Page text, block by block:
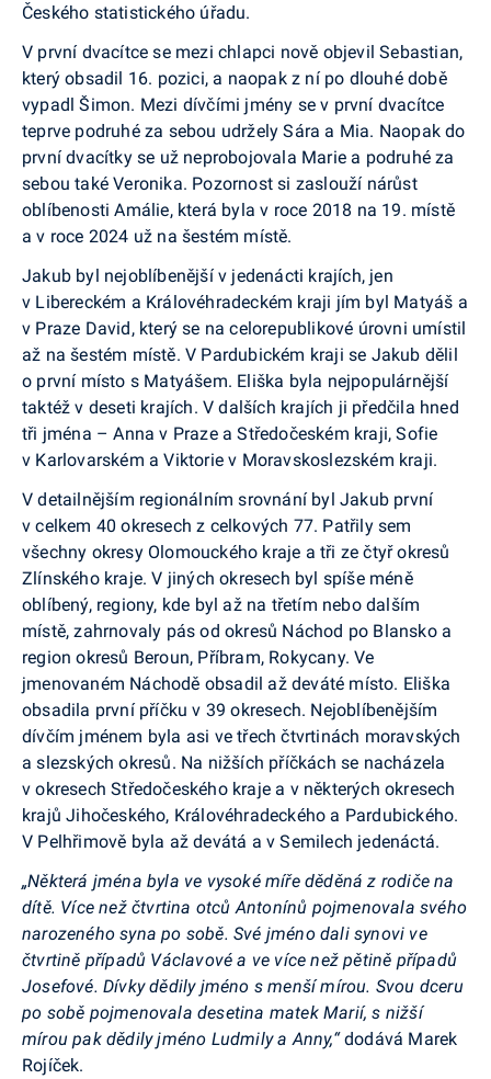
Českého statistického úřadu.
V první dvacítce se mezi chlapci nově objevil Sebastian,
který obsadil 16. pozici, a naopak z ní po dlouhé době
vypadl Šimon. Mezi dívčími jmény se v první dvacítce
teprve podruhé za sebou udržely Sára a Mia. Naopak do
první dvacítky se už neprobojovala Marie a podruhé za
sebou také Veronika. Pozornost si zaslouží nárůst
oblíbenosti Amálie, která byla v roce 2018 na 19. místě
a v roce 2024 už na šestém místě.
Jakub byl nejoblíbenější v jedenácti krajích, jen
v Libereckém a Královéhradeckém kraji jím byl Matyáš a
v Praze David, který se na celorepublikové úrovni umístil
až na šestém místě. V Pardubickém kraji se Jakub dělil
o první místo s Matyášem. Eliška byla nejpopulárnější
taktéž v deseti krajích. V dalších krajích ji předčila hned
tři jména – Anna v Praze a Středočeském kraji, Sofie
v Karlovarském a Viktorie v Moravskoslezském kraji.
V detailnějším regionálním srovnání byl Jakub první
v celkem 40 okresech z celkových 77. Patřily sem
všechny okresy Olomouckého kraje a tři ze čtyř okresů
Zlínského kraje. V jiných okresech byl spíše méně
oblíbený, regiony, kde byl až na třetím nebo dalším
místě, zahrnovaly pás od okresů Náchod po Blansko a
region okresů Beroun, Příbram, Rokycany. Ve
jmenovaném Náchodě obsadil až deváté místo. Eliška
obsadila první příčku v 39 okresech. Nejoblíbenějším
dívčím jménem byla asi ve třech čtvrtinách moravských
a slezských okresů. Na nižších příčkách se nacházela
v okresech Středočeského kraje a v některých okresech
krajů Jihočeského, Královéhradeckého a Pardubického.
V Pelhřimově byla až devátá a v Semilech jedenáctá.
„Některá jména byla ve vysoké míře děděná z rodiče na
dítě. Více než čtvrtina otců Antonínů pojmenovala svého
narozeného syna po sobě. Své jméno dali synovi ve
čtvrtině případů Václavové a ve více než pětině případů
Josefové. Dívky dědily jméno s menší mírou. Svou dceru
po sobě pojmenovala desetina matek Marií, s nižší
mírou pak dědily jméno Ludmily a Anny,“dodává Marek
Rojíček.